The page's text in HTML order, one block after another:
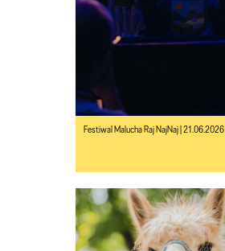
Festiwal Malucha Raj NajNaj | 21.06.2026